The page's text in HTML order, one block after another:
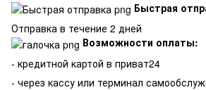
Быстрая
Отправка в течение 2 дней
Возможности оплаты:
- кредитной картой в приват24
- через кассу или терминал